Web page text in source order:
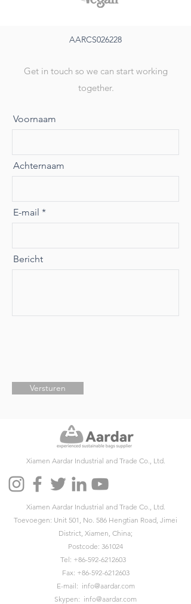
AARCS026228
Get in touch so we can start working
together.
Voornaam
Achternaam
E-mail
Bericht
Versturen
Xiamen Aardar Industrial and Trade Co., Ltd.
Xiamen Aardar Industrial and Trade Co., Ltd.
Toevoegen: Unit 501, No. 586 Hengtian Road, Jimei
District, Xiamen, China;
Postcode: 361024
Tel: +86-592-6212603
Fax: +86-592-6212603
E-mail: info@aardar.com
Skypen: info@aardar.com